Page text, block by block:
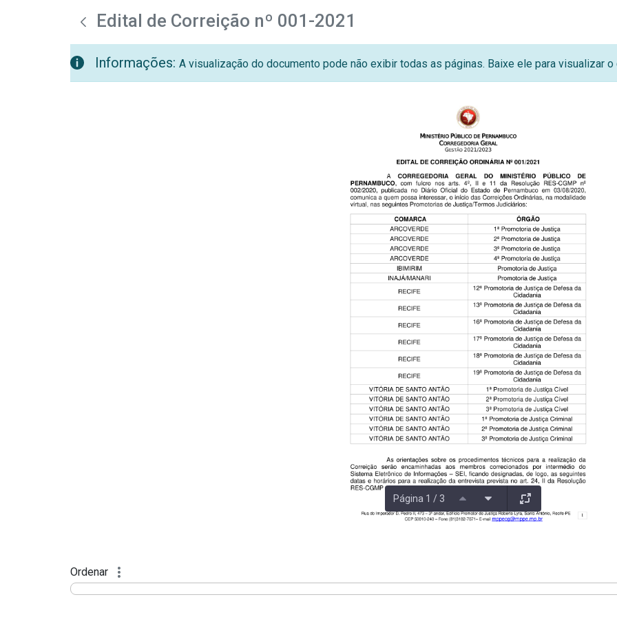
Pular para o Conteúdo principal
teste descricaoEdital de Correição nº 001-2021
Informações: A visualização do documento pode não exibir todas as páginas. Baixe ele para visualizar
Página 1 / 3
Ordenar